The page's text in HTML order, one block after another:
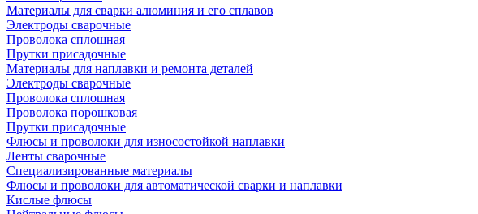
Материалы для сварки алюминия и его сплавов
Электроды сварочные
Проволока сплошная
Прутки присадочные
Материалы для наплавки и ремонта деталей
Электроды сварочные
Проволока сплошная
Проволока порошковая
Прутки присадочные
Флюсы и проволоки для износостойкой наплавки
Ленты сварочные
Специализированные материалы
Флюсы и проволоки для автоматической сварки и наплавки
Кислые флюсы